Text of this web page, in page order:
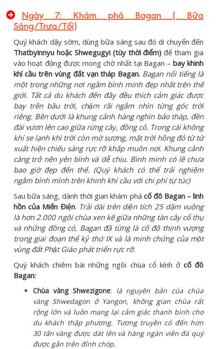
Ngày 7: Khám phá Bagan ( Bữa
Sáng/Trưa/Tối)
Quý khách dậy sớm, dùng bữa sáng sau đó di chuyển đến
Thatbyinnyu hoặc Shwegugyi (tùy thời điểm) để tham gia
vào hoạt động được mong chờ nhất tại Bagan – bay khinh
khí cầu trên vùng đất vạn tháp Bagan. Bagan nổi tiếng là
một trong những nơi ngắm bình minh đẹp nhất trên thế
giới. Tất cả du khách đến đây đều thích cảm giác được
bay trên bầu trời, chậm rãi ngắm nhìn từng góc trời
riêng. Bên dưới là khung cảnh hàng nghìn bảo tháp, đền
đài vươn lên cao giữa rừng cây, đồng cỏ. Trong cái không
khí se lạnh khi trời còn mờ sương, mặt trời hồng đỏ từ từ
xuất hiện chiếu sáng rực rỡ khắp muôn nơi. Khung cảnh
càng trở nên yên bình và dễ chịu. Bình minh có lẽ chưa
bao giờ đẹp đến thế. (Quý khách có thể trải nghiệm
ngắm bình mình trên khinh khí cầu với chi phí tự túc)
Sau bữa sáng, dành thời gian khám phá cố đô Bagan – linh
hồn của Miến Điện. Trải dài trên diện tích 25 dặm vuông
là hơn 2.000 ngôi chùa xen kẽ giữa những tàn cây cổ thụ
và những đồng cỏ, Bagan đã từng là cố đô thịnh vượng
trong giai đoạn thế kỷ thứ IX và là minh chứng của một
vùng đất Phật Giáo phát triển rực rỡ.
Quý khách chiêm bái những ngôi chùa cổ kính ở cố đô
Bagan:
Chùa vàng Shwezigone: là nguyên bản của chùa
vàng Shwedagon ở Yangon, không gian chùa rất
rộng lớn và luôn mang lại cảm giác thanh bình cho
du khách thập phương. Tương truyền có đến hơn
30 tấn vàng được dát lên và hàng ngàn viên đá quý
được gắn trên đỉnh chóp.